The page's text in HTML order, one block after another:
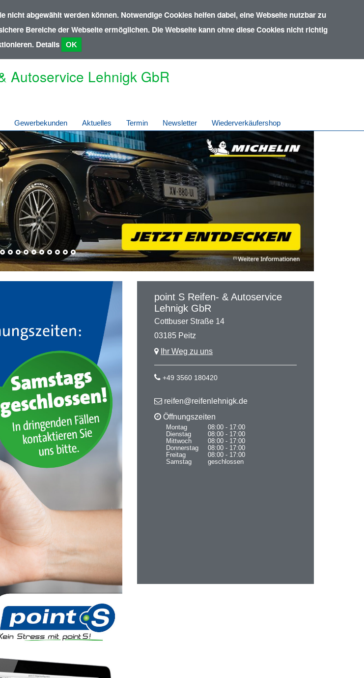
abgewählt werden können. Notwendige Cookies helfen dabei, eine Webseite nutzbar zu
Bereiche der Webseite ermöglichen. Die Webseite kann ohne diese Cookies nicht richtig
Details OK
Autoservice Lehnigk GbR
Gewerbekunden Aktuelles Termin Newsletter Wiederverkäufershop
point S Reifen- & Autoservice
Lehnigk GbR
Cottbuser Straße 14
03185 Peitz
Ihr Weg zu uns
+49 3560 180420
reifen@reifenlehnigk.de
Öffnungszeiten
Montag
08:00 - 17:00
Dienstag
08:00 - 17:00
Mittwoch
08:00 - 17:00
Donnerstag
08:00 - 17:00
Freitag
08:00 - 17:00
Samstag
geschlossen